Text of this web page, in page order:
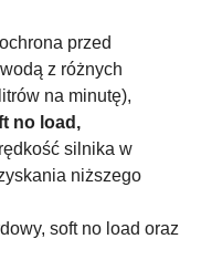
przed
z różnych
na minutę),
no load,
silnika w
niższego
soft no load oraz